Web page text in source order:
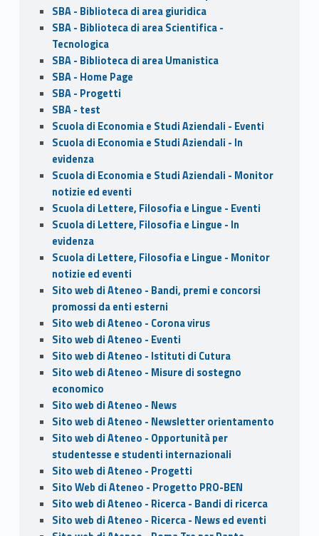
SBA - Biblioteca di area giuridica
SBA - Biblioteca di area Scientifica -
Tecnologica
SBA - Biblioteca di area Umanistica
SBA - Home Page
SBA - Progetti
SBA - test
Scuola di Economia e Studi Aziendali - Eventi
Scuola di Economia e Studi Aziendali - In
evidenza
Scuola di Economia e Studi Aziendali - Monitor
notizie ed eventi
Scuola di Lettere, Filosofia e Lingue - Eventi
Scuola di Lettere, Filosofia e Lingue - In
evidenza
Scuola di Lettere, Filosofia e Lingue - Monitor
notizie ed eventi
Sito web di Ateneo - Bandi, premi e concorsi
promossi da enti esterni
Sito web di Ateneo - Corona virus
Sito web di Ateneo - Eventi
Sito web di Ateneo - Istituti di Cutura
Sito web di Ateneo - Misure di sostegno
economico
Sito web di Ateneo - News
Sito web di Ateneo - Newsletter orientamento
Sito web di Ateneo - Opportunità per
studentesse e studenti internazionali
Sito web di Ateneo - Progetti
Sito Web di Ateneo - Progetto PRO-BEN
Sito web di Ateneo - Ricerca - Bandi di ricerca
Sito web di Ateneo - Ricerca - News ed eventi